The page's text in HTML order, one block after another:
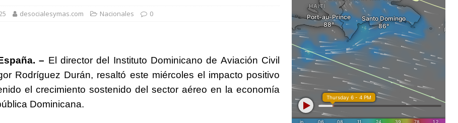
acusado de agredir agentes durante operativo en Hato Mayor
con más de 34 mil obras registradas por la ONDA en el primer
desocialesymas.com Nacionales 0
– El director del Instituto Dominicano de Aviación Civil
Rodríguez Durán, resaltó este miércoles el impacto positivo
el crecimiento sostenido del sector aéreo en la economía
Dominicana.